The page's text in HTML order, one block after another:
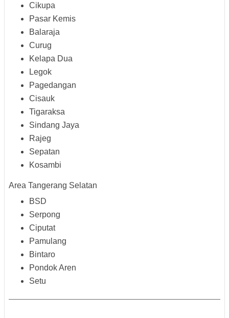
Cikupa
Pasar Kemis
Balaraja
Curug
Kelapa Dua
Legok
Pagedangan
Cisauk
Tigaraksa
Sindang Jaya
Rajeg
Sepatan
Kosambi
Area Tangerang Selatan
BSD
Serpong
Ciputat
Pamulang
Bintaro
Pondok Aren
Setu